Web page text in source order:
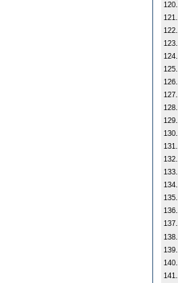
120.
121.
122.
123.
124.
125.
126.
127.
128.
129.
130.
131.
132.
133.
134.
135.
136.
137.
138.
139.
140.
141.